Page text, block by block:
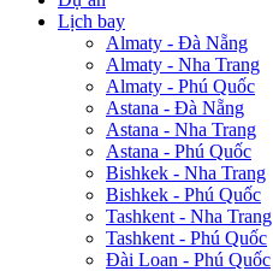
Lịch bay
Almaty - Đà Nẵng
Almaty - Nha Trang
Almaty - Phú Quốc
Astana - Đà Nẵng
Astana - Nha Trang
Astana - Phú Quốc
Bishkek - Nha Trang
Bishkek - Phú Quốc
Tashkent - Nha Trang
Tashkent - Phú Quốc
Đài Loan - Phú Quốc